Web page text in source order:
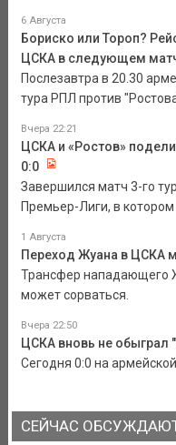
6 Августа
Бориско или Тороп?
ЦСКА в следующем
Послезавтра в 20.30
тура РПЛ против
Вчера 22:21
ЦСКА и «Ростов»
0:0
Завершился матч 3-го
Премьер-Лиги, в котором
1 Августа
Переход Жуана в ЦСКА
Трансфер нападающего
может сорваться.
Вчера 22:50
ЦСКА вновь не обыграл
Сегодня 0:0 на
СЕЙЧАС